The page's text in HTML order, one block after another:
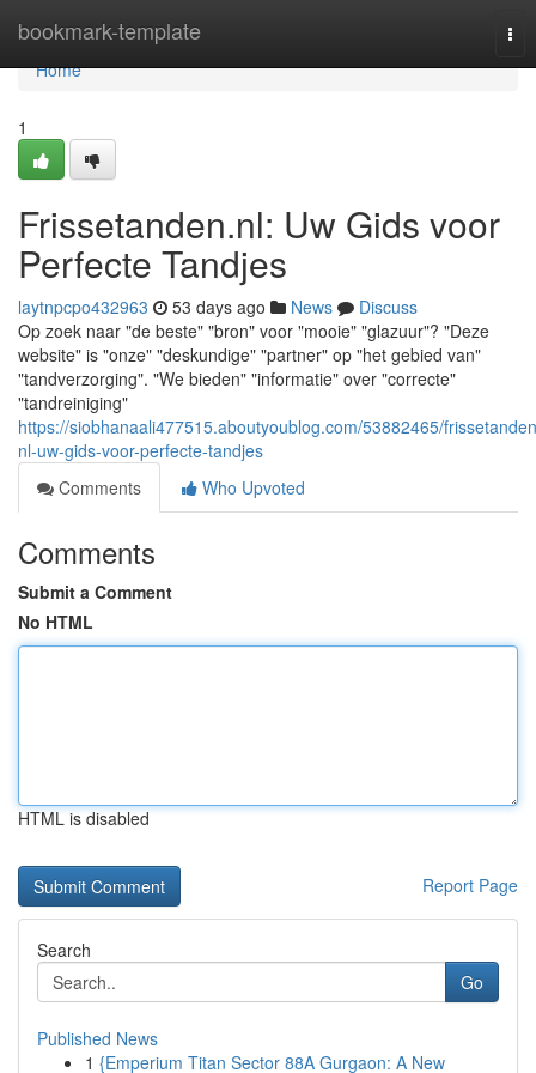
bookmark-template
Home
Home
1
Frissetanden.nl: Uw Gids voor
Perfecte Tandjes
laytnpcpo432963 53 days ago News
Discuss
Op zoek naar "de beste" "bron" voor "mooie" "glazuur"? "Deze
website" is "onze" "deskundige" "partner" op "het gebied van"
"tandverzorging". "We bieden" "informatie" over "correcte"
"tandreiniging"
https://siobhanaali477515.aboutyoublog.com/53882465/
nl-uw-gids-voor-perfecte-tandjes
Comments
Who Upvoted
Comments
Submit a Comment
No HTML
HTML is disabled
Report Page
Search
Go
Published News
1 {Emperium Titan Sector 88A Gurgaon: A New